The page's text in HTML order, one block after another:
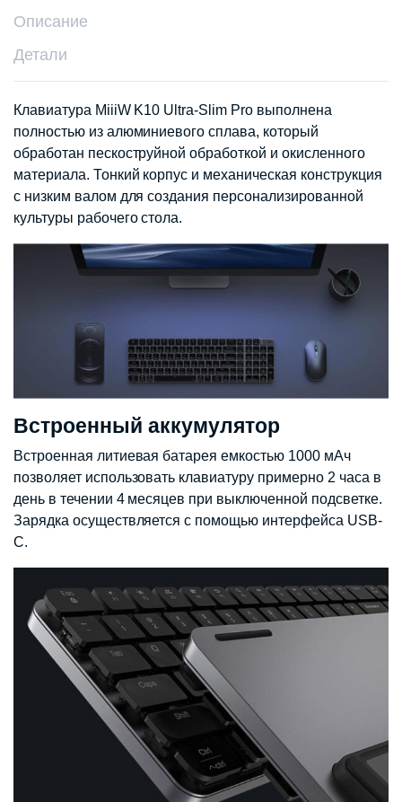
Описание
Детали
Клавиатура MiiiW K10 Ultra-Slim Pro выполнена
полностью из алюминиевого сплава, который
обработан пескоструйной обработкой и окисленного
материала. Тонкий корпус и механическая конструкция
с низким валом для создания персонализированной
культуры рабочего стола.
Встроенный аккумулятор
Встроенная литиевая батарея емкостью 1000 мАч
позволяет использовать клавиатуру примерно 2 часа в
день в течении 4 месяцев при выключенной подсветке.
Зарядка осуществляется с помощью интерфейса USB-
C.